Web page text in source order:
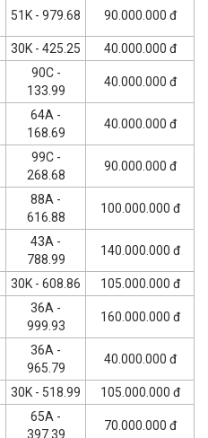
51K - 979.68 90.000.000 đ
30K - 425.25 40.000.000 đ
90C -
133.99
40.000.000 đ
64A -
168.69
40.000.000 đ
99C -
268.68
90.000.000 đ
88A -
616.88
100.000.000 đ
43A -
788.99
140.000.000 đ
30K - 608.86 105.000.000 đ
36A -
999.93
160.000.000 đ
36A -
965.79
40.000.000 đ
30K - 518.99 105.000.000 đ
65A -
397.39
70.000.000 đ